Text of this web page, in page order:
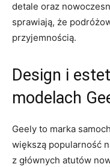
detale oraz
sprawiają, że
przyjemnością.
Design i
modelach
Geely to marka
większą popularność
z głównych atutów